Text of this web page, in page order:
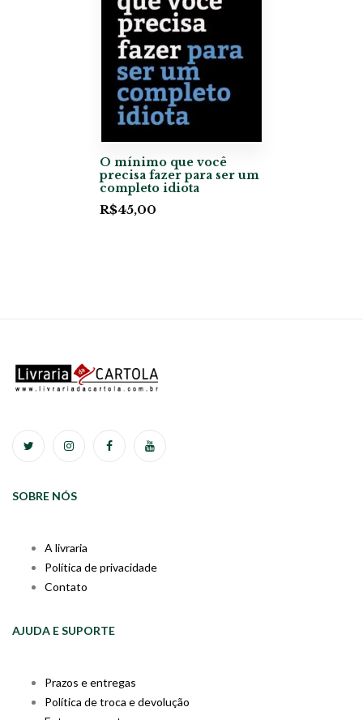
O mínimo que você
precisa fazer para ser um
completo idiota
R$45,00
SOBRE NÓS
A livraria
Política de privacidade
Contato
AJUDA E SUPORTE
Prazos e entregas
Política de troca e devolução